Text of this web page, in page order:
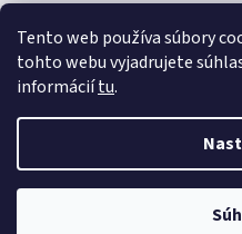
Tento web používa súbory
tohto webu vyjadrujete
informáciítu.